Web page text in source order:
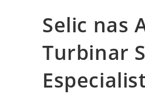
Selic nas
Turbinar